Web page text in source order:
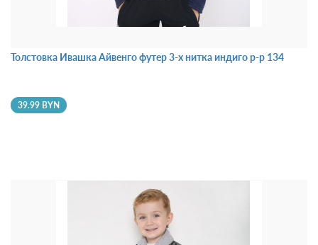
Толстовка Ивашка Айвенго футер 3-х нитка индиго р-р 134
39.99 BYN